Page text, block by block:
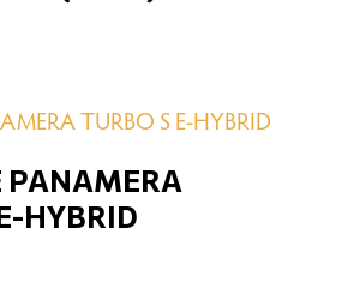
PANAMERA
HYBRID